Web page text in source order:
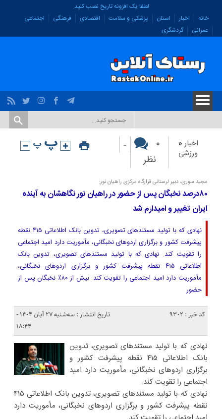
لطفا یک افزونه تاریخ نصب کنید.
خانه
اخبار استان پزشکی و سلامت اقتصادی فرهنگی
اجتماعی
عمرانی
گردشگری
اخبار«
ورزشی
۰
نظر
-
مجید سوری، دبیر لرستانی قرارگاه مرکزی راهیان نور:
۸۰درصد نخبگان پس از حضور در راهیان نور نگاهشان به آینده
ایران تغییر و امیدارم شد
نهادی که با تولید مستندهای تصویری، تدوین بانک اطلاعاتی ۴۱۵ نقطه
پیشرفت کشور و برگزاری اردوهای نخبگانی، مأموریت دارد امید اجتماعی
را تقویت کند. نهادی که با تولید مستندهای تصویری، تدوین بانک
اطلاعاتی ۴۱۵ نقطه پیشرفت کشور و برگزاری اردوهای نخبگانی،
مأموریت دارد امید اجتماعی را تقویت کند. بیش از ۸۰٪ نخبگان پس از
حضور
کد خبر : 9302
تاریخ انتشار : سه‌شنبه ۲۷ آبان ۱۴۰۴ -
۱۸:۴۴
نهادی که با تولید مستندهای تصویری، تدوین
بانک اطلاعاتی ۴۱۵ نقطه پیشرفت کشور و
برگزاری اردوهای نخبگانی، مأموریت دارد امید
اجتماعی را تقویت کند.
نهادی که با تولید مستندهای تصویری، تدوین بانک اطلاعاتی ۴۱۵
نقطه پیشرفت کشور و برگزاری اردوهای نخبگانی، مأموریت دارد